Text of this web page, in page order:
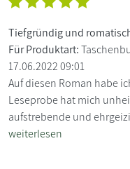
Tiefgründig und
Für Produktart:
17.06.2022 09:01
Auf diesen Roman habe
Leseprobe hat mich
aufstrebende und
weiterlesen